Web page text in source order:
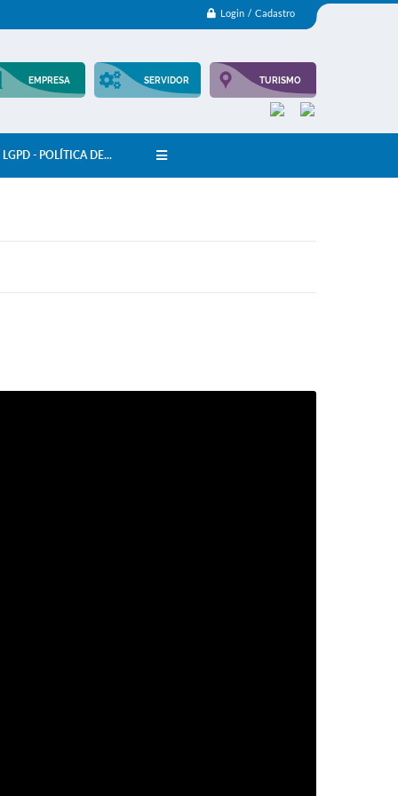
Login / Cadastro
EMPRESA SERVIDOR TURISMO
LGPD - POLÍTICA DE...